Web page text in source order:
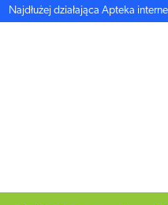
Najdłużej działająca Apteka